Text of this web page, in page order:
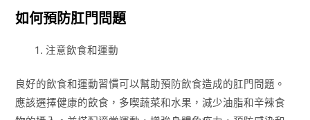
如何預防肛門問題
注意飲食和運動
良好的飲食和運動習慣可以幫助預防飲食造成的肛門問題。
應該選擇健康的飲食，多喫蔬菜和水果，減少油脂和辛辣食